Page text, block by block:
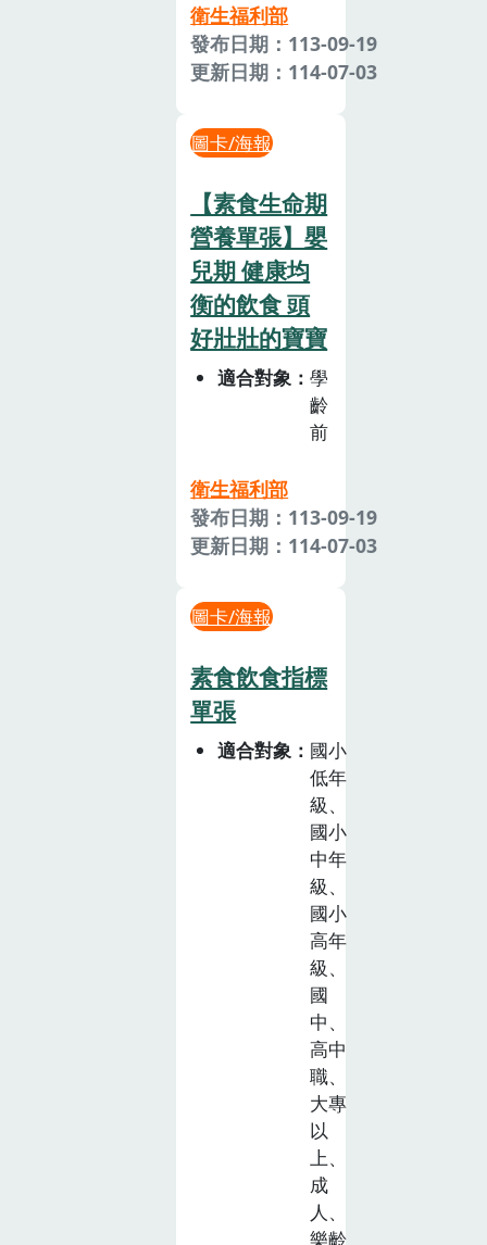
衛生福利部
發布日期：113-09-19
更新日期：114-07-03
圖卡/海報
【素食生命期
營養單張】嬰
兒期 健康均
衡的飲食 頭
好壯壯的寶寶
適合對象
學
齡
前
衛生福利部
發布日期：113-09-19
更新日期：114-07-03
圖卡/海報
素食飲食指標
單張
適合對象
國小
低年
級、
國小
中年
級、
國小
高年
級、
國
中、
高中
職、
大專
以
上、
成
人、
樂齡